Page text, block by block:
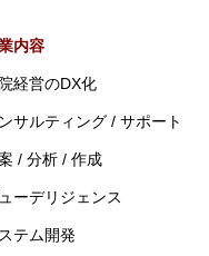
内容
経営のDX化
サルティング / サポート
/ 分析 / 作成
ーデリジェンス
テム開発